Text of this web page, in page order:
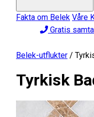
Fakta om Belek Våre
Gratis
Belek-utflukter /
Tyrkisk